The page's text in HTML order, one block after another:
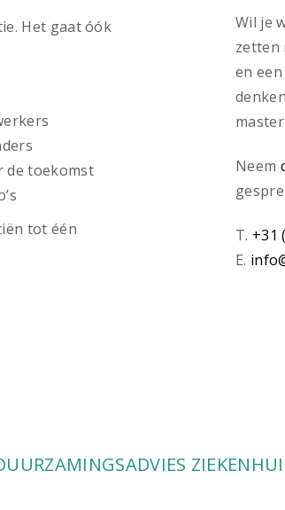
Het gaat óók
de toekomst
tot één
Wil je
zetten
en
Neem
T. +31
E.